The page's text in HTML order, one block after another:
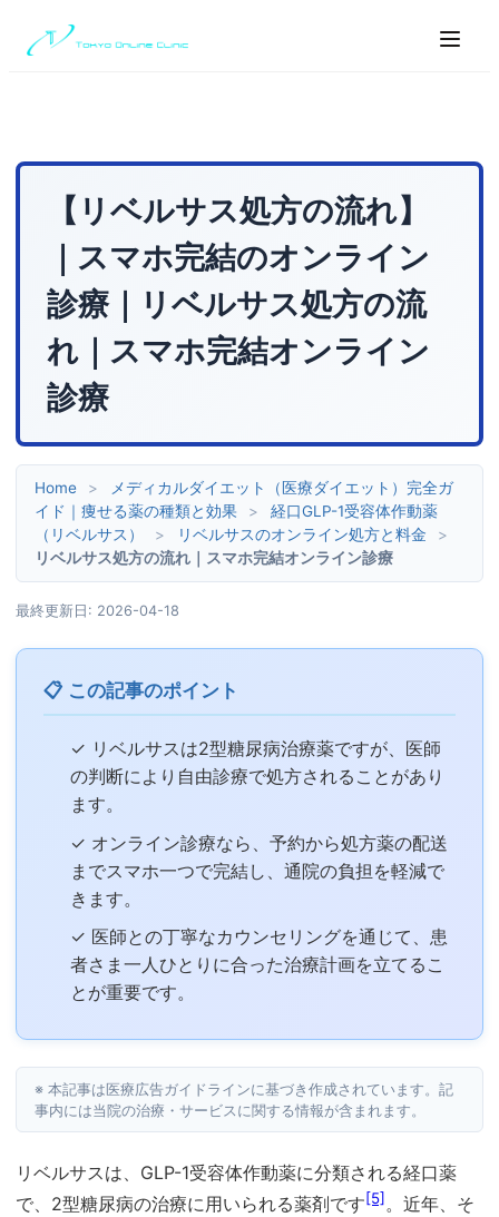
【リベルサス処方の流れ】
｜スマホ完結のオンライン
診療｜リベルサス処方の流
れ｜スマホ完結オンライン
診療
Home >
メディカルダイエット（医療ダイエット）完全ガ
イド｜痩せる薬の種類と効果
>
経口GLP-1受容体作動薬
（リベルサス）
> リベルサスのオンライン処方と料金
>
リベルサス処方の流れ｜スマホ完結オンライン診療
最終更新日: 2026-04-18
📋 この記事のポイント
✓ リベルサスは2型糖尿病治療薬ですが、医師
の判断により自由診療で処方されることがあり
ます。
✓ オンライン診療なら、予約から処方薬の配送
までスマホ一つで完結し、通院の負担を軽減で
きます。
✓ 医師との丁寧なカウンセリングを通じて、患
者さま一人ひとりに合った治療計画を立てるこ
とが重要です。
※ 本記事は医療広告ガイドラインに基づき作成されています。記
事内には当院の治療・サービスに関する情報が含まれます。
リベルサスは、GLP-1受容体作動薬に分類される経口薬
で、2型糖尿病の治療に用いられる薬剤です[5] 。近年、そ